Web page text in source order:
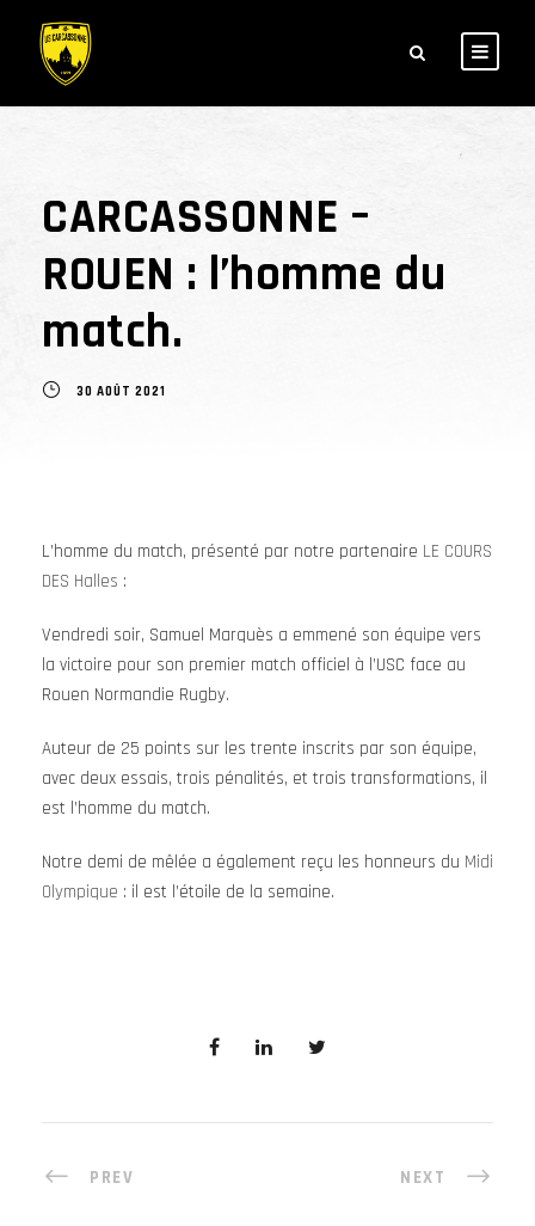
CARCASSONNE –
ROUEN : l’homme du
match.
30 AOÛT 2021
L’homme du match, présenté par notre partenaire LE COURS
DES Halles :
Vendredi soir, Samuel Marquès a emmené son équipe vers
la victoire pour son premier match officiel à l’USC face au
Rouen Normandie Rugby.
Auteur de 25 points sur les trente inscrits par son équipe,
avec deux essais, trois pénalités, et trois transformations, il
est l’homme du match.
Notre demi de mêlée a également reçu les honneurs du Midi
Olympique : il est l’étoile de la semaine.
PREV NEXT